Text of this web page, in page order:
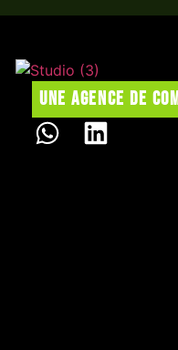
Une agence de